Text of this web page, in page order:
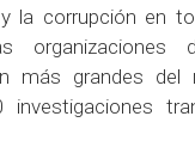
la corrupción en
organizaciones
más grandes del